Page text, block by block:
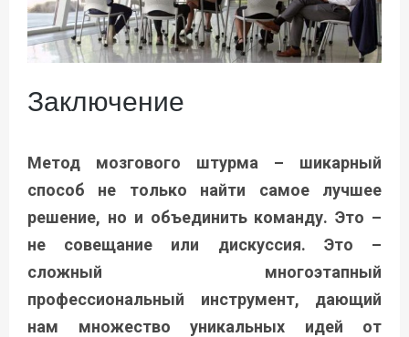
Заключение
Метод мозгового штурма – шикарный
способ не только найти самое лучшее
решение, но и объединить команду. Это –
не совещание или дискуссия. Это –
сложный многоэтапный
профессиональный инструмент, дающий
нам множество уникальных идей от